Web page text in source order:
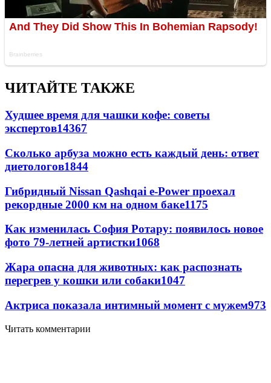
ЧИТАЙТЕ ТАКЖЕ
Худшее время для чашки кофе: советы
экспертов14367
Сколько арбуза можно есть каждый день: ответ
диетологов1844
Гибридный Nissan Qashqai e-Power проехал
рекордные 2000 км на одном баке1175
Как изменилась София Ротару: появилось новое
фото 79-летней артистки1068
Жара опасна для животных: как распознать
перегрев у кошки или собаки1047
Актриса показала интимный момент с мужем973
Читать комментарии